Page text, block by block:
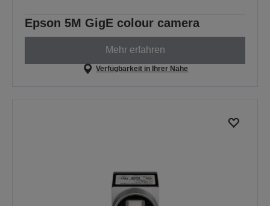
Epson 5M GigE colour camera
Mehr erfahren
Verfügbarkeit in Ihrer Nähe